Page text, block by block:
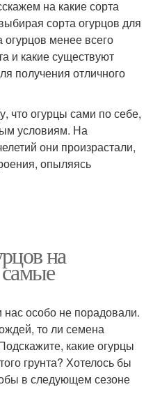
на какие сорта
сорта огурцов для
огурцов менее всего
и какие существуют
получения отличного
что огурцы сами по себе,
условиям. На
они произрастали,
опыляясь
на
нас особо не порадовали.
то ли семена
какие огурцы
грунта? Хотелось бы
в следующем сезоне